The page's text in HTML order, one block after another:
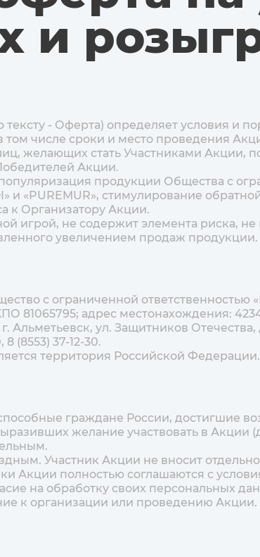
и
тексту - Оферта) определяет условия и
числе сроки и место проведения
желающих стать Участниками Акции,
Акции.
продукции Общества с
и «PUREMUR», стимулирование
к Организатору Акции.
игрой, не содержит элемента риска,
увеличением продаж продукции.
с ограниченной
81065795; адрес местонахождения:
Альметьевск, ул. Защитников Отечества,
8 (8553) 37-12-30.
территория Российской Федерации.
граждане России, достигшие
желание участвовать в Акции
Участник Акции не вносит
Акции полностью соглашаются с
на обработку своих персональных
к организации или проведению Акции.